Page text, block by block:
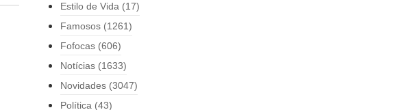
Estilo de Vida (17)
Famosos (1261)
Fofocas (606)
Notícias (1633)
Novidades (3047)
Política (43)